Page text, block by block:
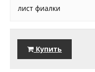
лист фиалки
Купить